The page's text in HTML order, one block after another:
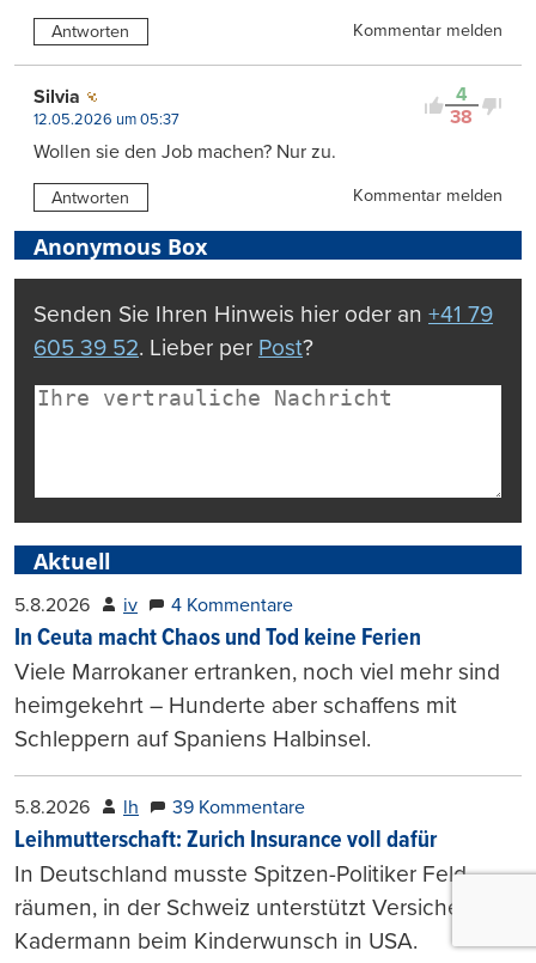
Antworten Kommentar melden
4
38
Silvia
12.05.2026 um 05:37
Wollen sie den Job machen? Nur zu.
Antworten Kommentar melden
Anonymous Box
Senden Sie Ihren Hinweis hier oder an +41 79
605 39 52. Lieber per Post?
Aktuell
5.8.2026 iv 4 Kommentare
In Ceuta macht Chaos und Tod keine Ferien
Viele Marrokaner ertranken, noch viel mehr sind
heimgekehrt – Hunderte aber schaffens mit
Schleppern auf Spaniens Halbinsel.
5.8.2026 lh 39 Kommentare
Leihmutterschaft: Zurich Insurance voll dafür
In Deutschland musste Spitzen-Politiker Feld
räumen, in der Schweiz unterstützt Versicherer
Kadermann beim Kinderwunsch in USA.